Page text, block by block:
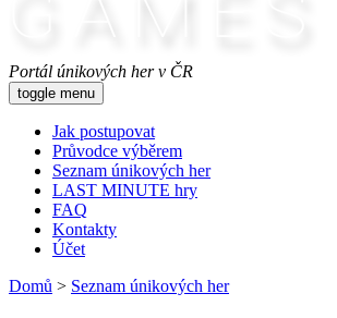
Portál únikových her v ČR
toggle menu
Jak postupovat
Průvodce výběrem
Seznam únikových her
LAST MINUTE hry
FAQ
Kontakty
Účet
Domů > Seznam únikových her